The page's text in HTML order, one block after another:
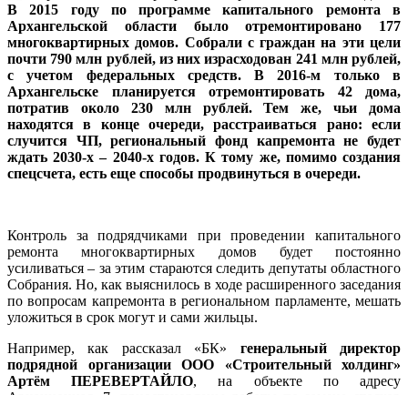
В 2015 году по программе капитального ремонта в
Архангельской области было отремонтировано 177
многоквартирных домов. Собрали с граждан на эти цели
почти 790 млн рублей, из них израсходован 241 млн рублей,
с учетом федеральных средств. В 2016-м только в
Архангельске планируется отремонтировать 42 дома,
потратив около 230 млн рублей. Тем же, чьи дома
находятся в конце очереди, расстраиваться рано: если
случится ЧП, региональный фонд капремонта не будет
ждать 2030-х – 2040-х годов. К тому же, помимо создания
спецсчета, есть еще способы продвинуться в очереди.
Контроль за подрядчиками при проведении капитального
ремонта многоквартирных домов будет постоянно
усиливаться – за этим стараются следить депутаты областного
Собрания. Но, как выяснилось в ходе расширенного заседания
по вопросам капремонта в региональном парламенте, мешать
уложиться в срок могут и сами жильцы.
Например, как рассказал «БК» генеральный директор
подрядной организации ООО «Строительный холдинг»
Артём ПЕРЕВЕРТАЙЛО, на объекте по адресу